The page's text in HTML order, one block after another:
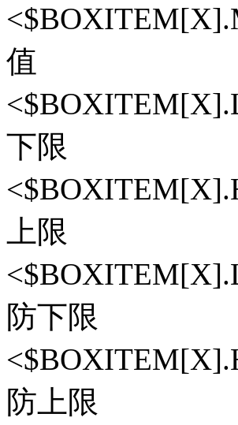
值
下限
上限
防下限
防上限